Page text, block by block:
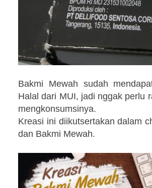
Bakmi Mewah sudah
Halal dari MUI, jadi nggak perlu
mengkonsumsinya.
Kreasi ini diikutsertakan dalam
dan Bakmi Mewah.